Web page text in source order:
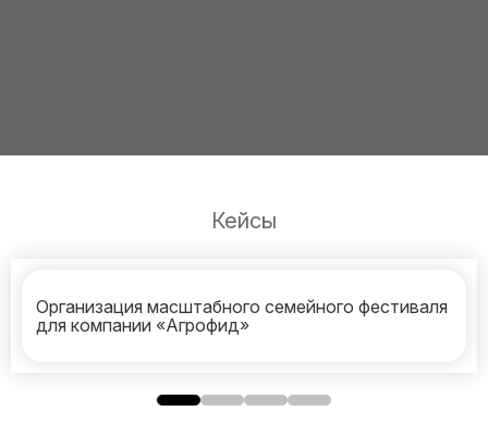
Кейсы
Организация масштабного семейного фестиваля
для компании «Агрофид»